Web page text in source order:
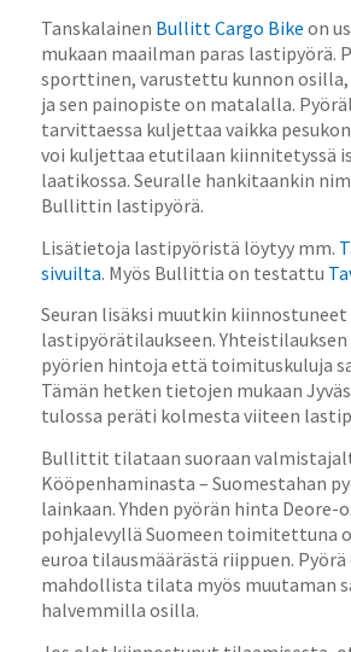
Tanskalainen Bullitt Cargo Bike on
mukaan maailman paras lastipyörä.
sporttinen, varustettu kunnon
ja sen painopiste on matalalla.
tarvittaessa kuljettaa vaikka
voi kuljettaa etutilaan kiinnitetyssä
laatikossa. Seuralle hankitaankin
Bullittin lastipyörä.
Lisätietoja lastipyöristä löytyy mm.
sivuilta. Myös Bullittia on testattu
Seuran lisäksi muutkin
lastipyörätilaukseen. Yhteistilauksen
pyörien hintoja että toimituskuluja
Tämän hetken tietojen mukaan
tulossa peräti kolmesta viiteen
Bullittit tilataan suoraan
Kööpenhaminasta – Suomestahan
lainkaan. Yhden pyörän hinta Deore-
pohjalevyllä Suomeen toimitettuna
euroa tilausmäärästä riippuen.
mahdollista tilata myös muutaman
halvemmilla osilla.